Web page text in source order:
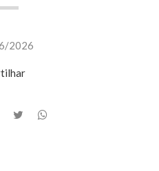
2026